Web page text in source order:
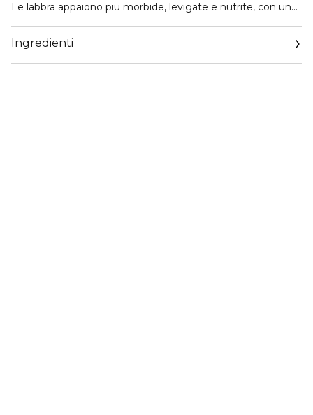
Le labbra appaiono piu morbide, levigate e nutrite, con una
colore è luminoso e naturale, facile da indossare ogni
giorno. Profumazione agrumata delicata. Nuova punta
arrotondata per un'applicazione più morbida e uniforme.
Ingredienti